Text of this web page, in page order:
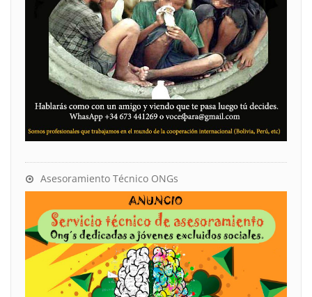
Asesoramiento Técnico ONGs